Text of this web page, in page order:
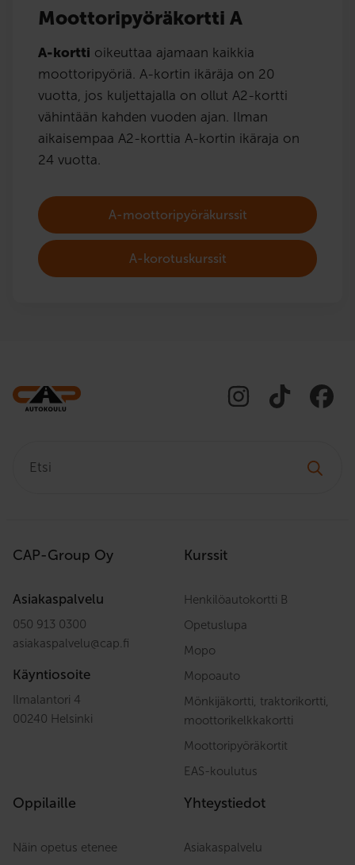
Moottoripyöräkortti A
A-kortti oikeuttaa ajamaan kaikkia
moottoripyöriä. A-kortin ikäräja on 20
vuotta, jos kuljettajalla on ollut A2-kortti
vähintään kahden vuoden ajan. Ilman
aikaisempaa A2-korttia A-kortin ikäraja on
24 vuotta.
A-moottoripyöräkurssit
A-korotuskurssit
CAP-Group Oy
Asiakaspalvelu
050 913 0300
asiakaspalvelu@cap.fi
Käyntiosoite
Ilmalantori 4
00240 Helsinki
Kurssit
Henkilöautokortti B
Opetuslupa
Mopo
Mopoauto
Mönkijäkortti, traktorikortti,
moottorikelkkakortti
Moottoripyöräkortit
EAS-koulutus
Oppilaille
Näin opetus etenee
Yhteystiedot
Asiakaspalvelu